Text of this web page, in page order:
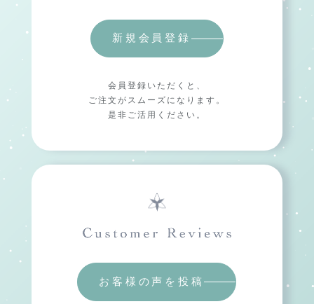
新規会員登録
会員登録いただくと、
ご注文がスムーズになります。
是非ご活用ください。
お客様の声を投稿